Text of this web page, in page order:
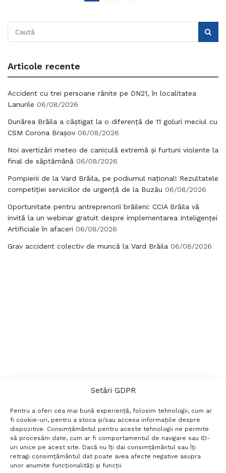
Setări GDPR
Pentru a oferi cea mai bună experiență, folosim tehnologii, cum ar
fi cookie-uri, pentru a stoca și/sau accesa informațiile despre
dispozitive. Consimțământul pentru aceste tehnologii ne permite
să procesăm date, cum ar fi comportamentul de navigare sau ID-
uri unice pe acest site. Dacă nu îți dai consimțământul sau îți
retragi consimțământul dat poate avea afecte negative asupra
unor anumite funcționalități și funcții.
Articole recente
Accident cu trei persoane rănite pe DN21, în localitatea
Lanurile 06/08/2026
Dunărea Brăila a câștigat la o diferență de 11 goluri meciul cu
CSM Corona Brașov 06/08/2026
Noi avertizări meteo de caniculă extremă și furtuni violente la
final de săptămână 06/08/2026
Pompierii de la Vard Brăila, pe podiumul național! Rezultatele
competiției serviciilor de urgență de la Buzău 06/08/2026
Oportunitate pentru antreprenorii brăileni: CCIA Brăila vă
invită la un webinar gratuit despre implementarea Inteligenței
Artificiale în afaceri 06/08/2026
Grav accident colectiv de muncă la Vard Brăila 06/08/2026
Termeni si conditii
Politică de confidențialitate
Politica cookies
Setări GDPR